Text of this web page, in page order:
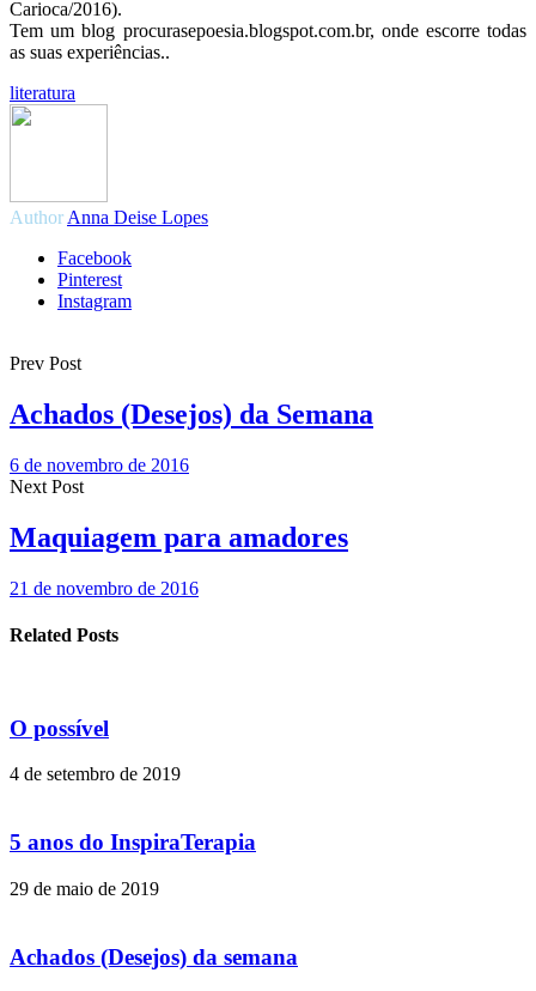
Carioca/2016).
Tem um blog procurasepoesia.blogspot.com.br, onde escorre todas
as suas experiências..
literatura
Author Anna Deise Lopes
Facebook
Pinterest
Instagram
Prev Post
Achados (Desejos) da Semana
6 de novembro de 2016
Next Post
Maquiagem para amadores
21 de novembro de 2016
Related Posts
O possível
4 de setembro de 2019
5 anos do InspiraTerapia
29 de maio de 2019
Achados (Desejos) da semana